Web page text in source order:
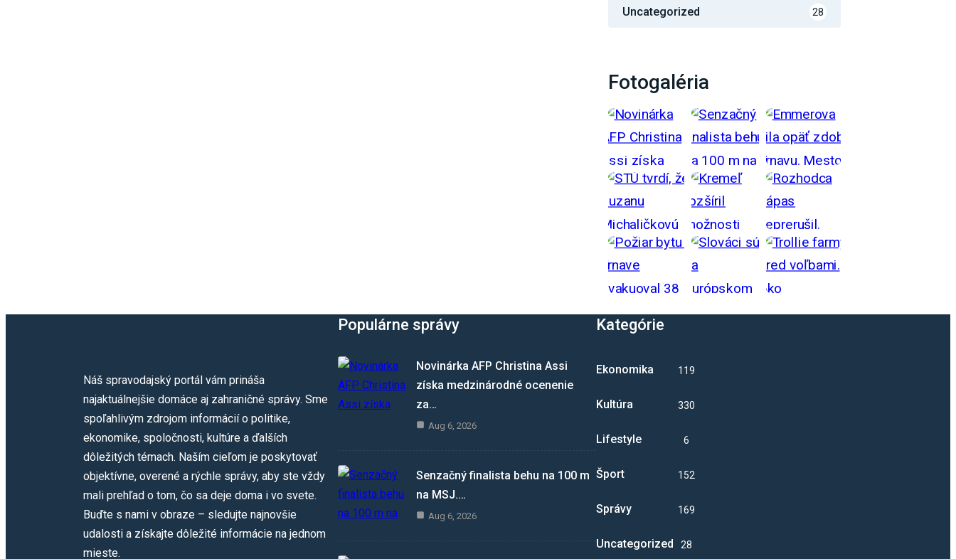
Uncategorized 28
Fotogaléria
Náš spravodajský portál vám prináša
najaktuálnejšie domáce aj zahraničné správy. Sme
spoľahlivým zdrojom informácií o politike,
ekonomike, spoločnosti, kultúre a ďalších
dôležitých témach. Naším cieľom je poskytovať
objektívne, overené a rýchle správy, aby ste vždy
mali prehľad o tom, čo sa deje doma i vo svete.
Buďte s nami v obraze – sledujte najnovšie
udalosti a získajte dôležité informácie na jednom
mieste.
Populárne správy
Novinárka AFP Christina Assi
získa medzinárodné ocenenie
za…
Aug 6, 2026
Senzačný finalista behu na 100 m
na MSJ.…
Aug 6, 2026
Kategórie
Ekonomika 1192
Kultúra 330
Lifestyle 6
Šport 1521
Správy 16983
Uncategorized 28